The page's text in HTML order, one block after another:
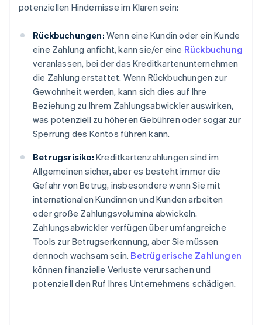
potenziellen Hindernisse im Klaren sein:
Rückbuchungen: Wenn eine Kundin oder ein Kunde
eine Zahlung anficht, kann sie/er eine Rückbuchung
veranlassen, bei der das Kreditkartenunternehmen
die Zahlung erstattet. Wenn Rückbuchungen zur
Gewohnheit werden, kann sich dies auf Ihre
Beziehung zu Ihrem Zahlungsabwickler auswirken,
was potenziell zu höheren Gebühren oder sogar zur
Sperrung des Kontos führen kann.
Betrugsrisiko: Kreditkartenzahlungen sind im
Allgemeinen sicher, aber es besteht immer die
Gefahr von Betrug, insbesondere wenn Sie mit
internationalen Kundinnen und Kunden arbeiten
oder große Zahlungsvolumina abwickeln.
Zahlungsabwickler verfügen über umfangreiche
Tools zur Betrugserkennung, aber Sie müssen
dennoch wachsam sein. Betrügerische Zahlungen
können finanzielle Verluste verursachen und
potenziell den Ruf Ihres Unternehmens schädigen.